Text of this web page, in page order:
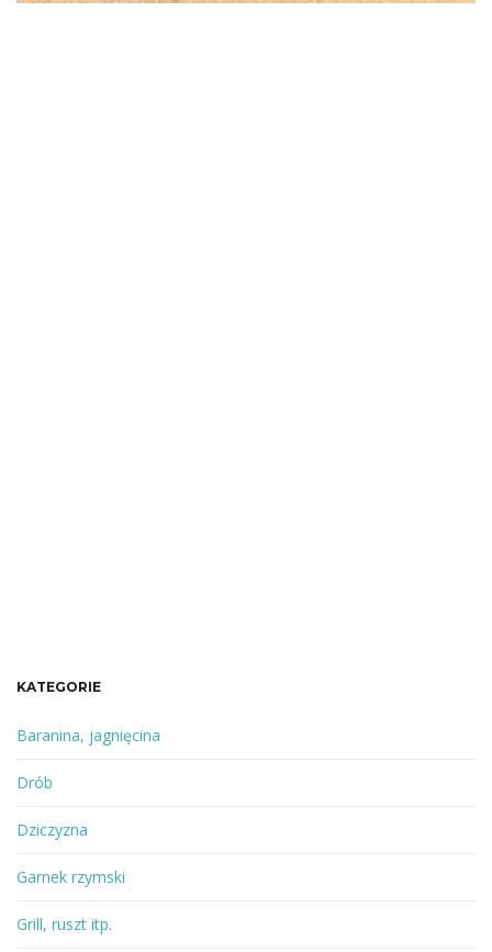
KATEGORIE
Baranina, jagnięcina
Drób
Dziczyzna
Garnek rzymski
Grill, ruszt itp.